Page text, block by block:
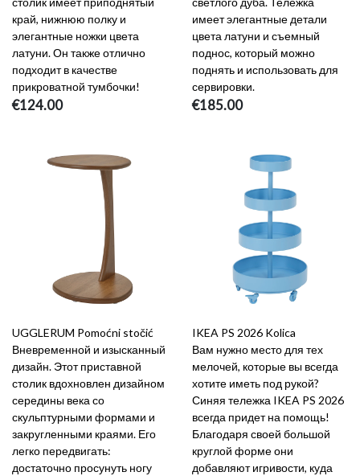
край, нижнюю полку и
элегантные ножки цвета
латуни. Он также отлично
подходит в качестве
прикроватной тумбочки!
€124.00
имеет элегантные детали
цвета латуни и съемный
поднос, который можно
поднять и использовать для
сервировки.
€185.00
UGGLERUM Pomoćni stočić
Вневременной и изысканный
дизайн. Этот приставной
столик вдохновлен дизайном
середины века со
скульптурными формами и
закругленными краями. Его
легко передвигать:
достаточно просунуть ногу
IKEA PS 2026 Kolica
Вам нужно место для тех
мелочей, которые вы всегда
хотите иметь под рукой?
Синяя тележка IKEA PS 2026
всегда придет на помощь!
Благодаря своей большой
круглой форме они
добавляют игривости, куда